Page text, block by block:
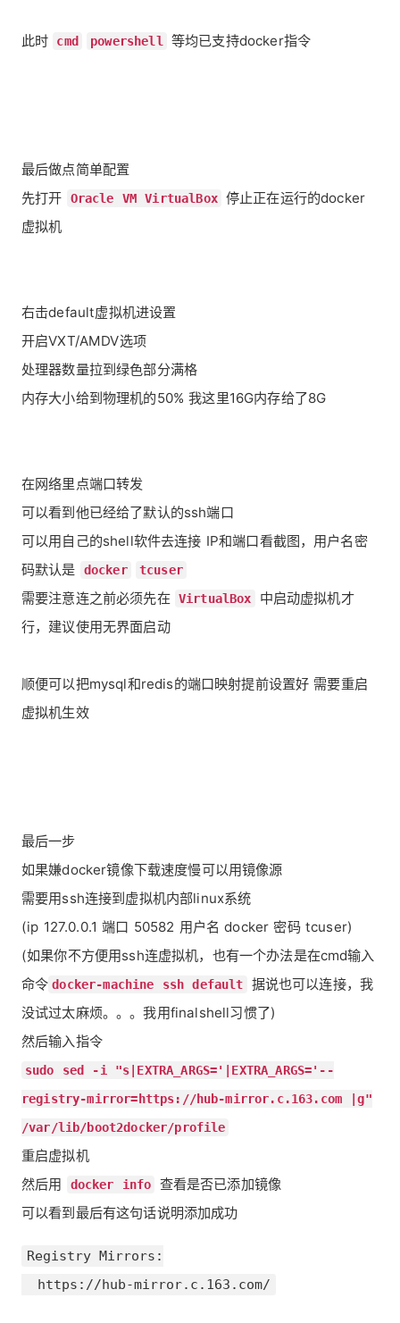
此时 cmd powershell 等均已支持docker指令
最后做点简单配置
先打开
Oracle VM VirtualBox 停止正在运行的docker
虚拟机
右击default虚拟机进设置
开启VXT/AMDV选项
处理器数量拉到绿色部分满格
内存大小给到物理机的50% 我这里16G内存给了8G
在网络里点端口转发
可以看到他已经给了默认的ssh端口
可以用自己的shell软件去连接 IP和端口看截图，用户名密
码默认是
docker tcuser
需要注意连之前必须先在 VirtualBox
中启动虚拟机才
行，建议使用无界面启动
顺便可以把mysql和redis的端口映射提前设置好 需要重启
虚拟机生效
最后一步
如果嫌docker镜像下载速度慢可以用镜像源
需要用ssh连接到虚拟机内部linux系统
(ip 127.0.0.1 端口 50582 用户名 docker 密码 tcuser)
(如果你不方便用ssh连虚拟机，也有一个办法是在cmd输入
命令 docker-machine ssh default
据说也可以连接，我
没试过太麻烦。。。我用finalshell习惯了)
然后输入指令
sudo sed -i "s|EXTRA_ARGS='|EXTRA_ARGS='--
registry-mirror=https://hub-mirror.c.163.com |g"
/var/lib/boot2docker/profile
重启虚拟机
然后用
docker info
查看是否已添加镜像
可以看到最后有这句话说明添加成功
Registry Mirrors:
  https://hub-mirror.c.163.com/